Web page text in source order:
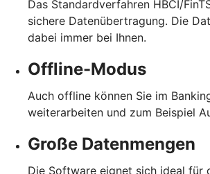
Das Standardverfahren HBCI/
sichere Datenübertragung. Die
dabei immer bei Ihnen.
Offline-Modus
Auch offline können Sie im
weiterarbeiten und zum Beispiel
Große Datenmengen
Die Software eignet sich ideal für